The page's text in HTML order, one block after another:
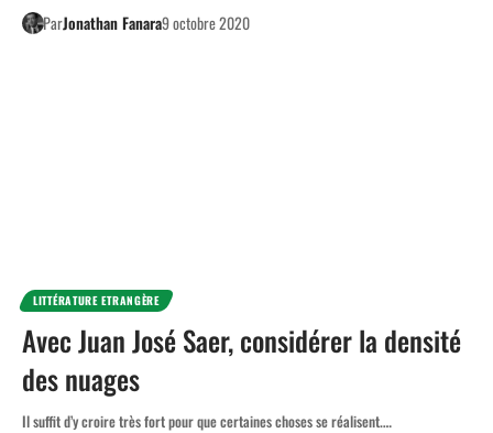
ParJonathan Fanara9 octobre 2020
LITTÉRATURE ETRANGÈRE
Avec Juan José Saer, considérer la densité
des nuages
Il suffit d’y croire très fort pour que certaines choses se réalisent.…